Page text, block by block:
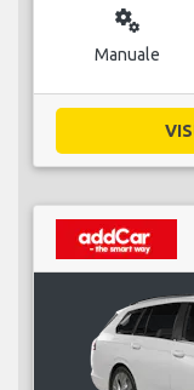
miscellaneous_services
Manuale